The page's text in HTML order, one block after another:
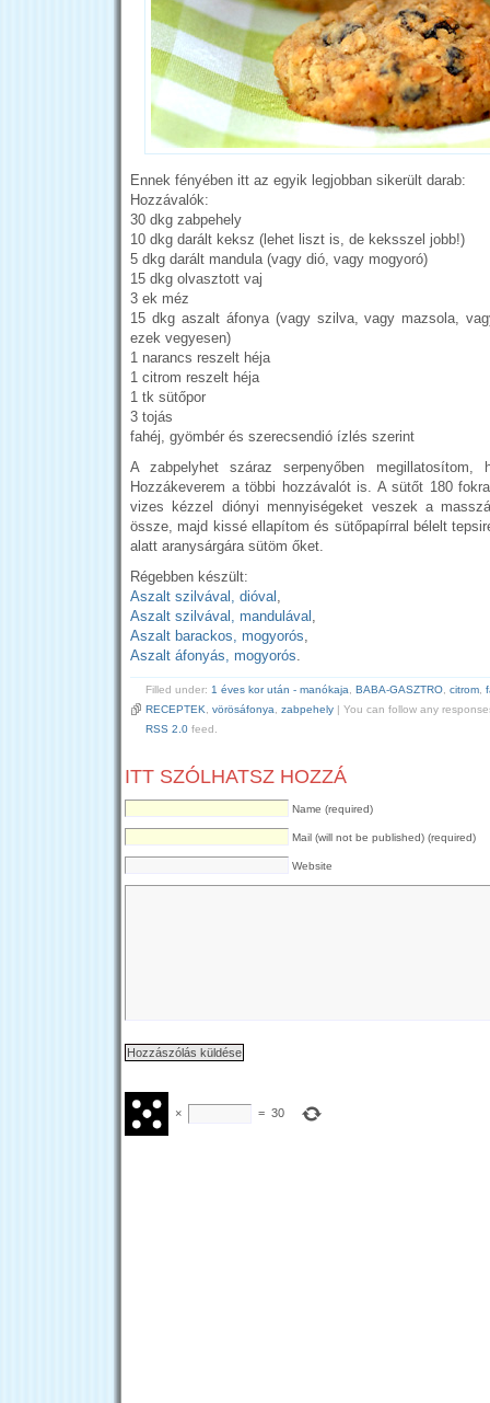
Ennek fényében itt az egyik legjobban sikerült darab:
Hozzávalók:
30 dkg zabpehely
10 dkg darált keksz (lehet liszt is, de keksszel jobb!)
5 dkg darált mandula (vagy dió, vagy mogyoró)
15 dkg olvasztott vaj
3 ek méz
15 dkg aszalt áfonya (vagy szilva, vagy mazsola,
ezek vegyesen)
1 narancs reszelt héja
1 citrom reszelt héja
1 tk sütőpor
3 tojás
fahéj, gyömbér és szerecsendió ízlés szerint
A zabpelyhet száraz serpenyőben megillatosítom,
Hozzákeverem a többi hozzávalót is. A sütőt 180
vizes kézzel diónyi mennyiségeket veszek a
össze, majd kissé ellapítom és sütőpapírral bélelt
alatt aranysárgára sütöm őket.
Régebben készült:
Aszalt szilvával, dióval
Aszalt szilvával, mandulával
Aszalt barackos, mogyorós
Aszalt áfonyás, mogyorós
Filled under: 1 éves kor után - manókaja BABA-GASZTRO citrom
RECEPTEK
vörösáfonya zabpehely | You can follow any
RSS 2.0 feed.
ITT SZÓLHATSZ HOZZÁ
Name (required)
Mail (will not be published) (required)
Website
× = 30